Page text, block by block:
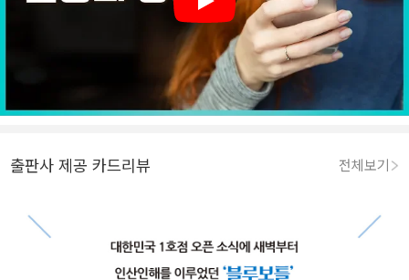
Play
출판사 제공 카드리뷰 전체보기